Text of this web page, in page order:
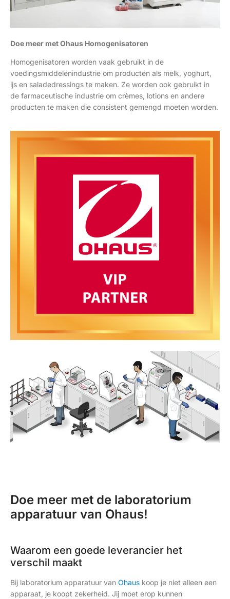
Doe meer met Ohaus Homogenisatoren
Homogenisatoren worden vaak gebruikt in de
voedingsmiddelenindustrie om producten als melk, yoghurt,
ijs en saladedressings te maken. Ze worden ook gebruikt in
de farmaceutische industrie om crèmes, lotions en andere
producten te maken die consistent gemengd moeten worden.
Doe meer met de laboratorium
apparatuur van Ohaus!
Waarom een goede leverancier het
verschil maakt
Bij laboratorium apparatuur van Ohaus koop je niet alleen een
apparaat, je koopt zekerheid. Jij moet erop kunnen